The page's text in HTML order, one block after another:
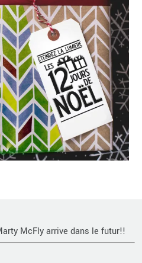
McFly arrive dans le futur!!